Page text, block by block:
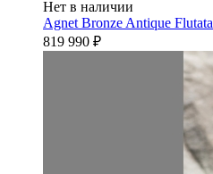
Нет в наличии
Agnet Bronze Antique Flutata
819 990 ₽